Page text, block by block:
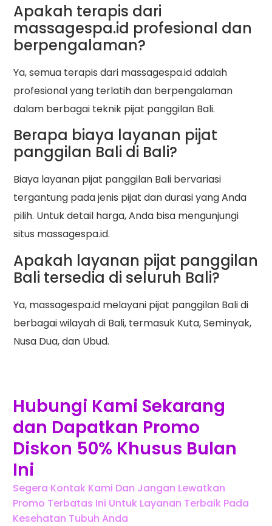
Apakah terapis dari
massagespa.id profesional dan
berpengalaman?
Ya, semua terapis dari massagespa.id adalah
profesional yang terlatih dan berpengalaman
dalam berbagai teknik pijat panggilan Bali.
Berapa biaya layanan pijat
panggilan Bali di Bali?
Biaya layanan pijat panggilan Bali bervariasi
tergantung pada jenis pijat dan durasi yang Anda
pilih. Untuk detail harga, Anda bisa mengunjungi
situs massagespa.id.
Apakah layanan pijat panggilan
Bali tersedia di seluruh Bali?
Ya, massagespa.id melayani pijat panggilan Bali di
berbagai wilayah di Bali, termasuk Kuta, Seminyak,
Nusa Dua, dan Ubud.
Hubungi Kami Sekarang
dan Dapatkan Promo
Diskon 50% Khusus Bulan
Ini
Segera Kontak Kami Dan Jangan Lewatkan
Promo Terbatas Ini Untuk Layanan Terbaik Pada
Kesehatan Tubuh Anda